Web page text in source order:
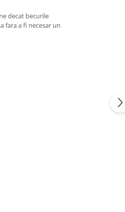
decat becurile
fara a fi necesar un